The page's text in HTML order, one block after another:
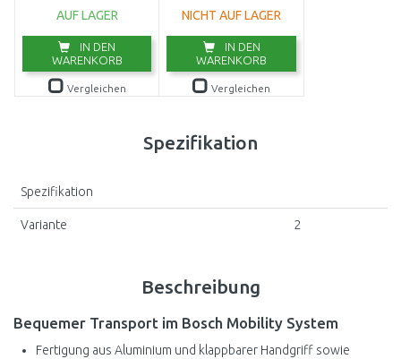
AUF LAGER
IN DEN
WARENKORB
Vergleichen
NICHT AUF LAGER
IN DEN
WARENKORB
Vergleichen
Beschreibung
Bequemer Transport im Bosch Mobility System
Fertigung aus Aluminium und klappbarer Handgriff sowie
Spezifikation
Spezifikation
Variante 2